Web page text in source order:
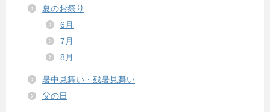
夏のお祭り
6月
7月
8月
暑中見舞い・残暑見舞い
父の日